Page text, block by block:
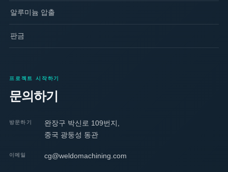
알루미늄 압출
판금
프로젝트 시작하기
문의하기
방문하기
완장구 박신로 109번지,
중국 광둥성 동관
이메일 cg@weldomachining.com